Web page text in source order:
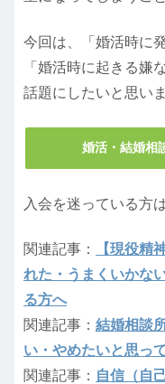
今回は、「婚活時に
「婚活時に起きる嫌
話題にしたいと思いま
婚活・結婚相
入会を迷っている方
関連記事：
【現役精
れた・うまくいかな
る方へ
関連記事： 結婚相談
い・やめたいと思っ
関連記事： 自信（自